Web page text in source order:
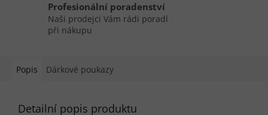
Profesionální poradenství
Naši prodejci Vám rádi poradí
při nákupu
Popis Dárkové poukazy
Detailní popis produktu